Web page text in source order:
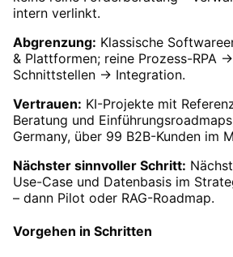
intern verlinkt.
Abgrenzung: Klassische
& Plattformen; reine Prozess-RPA
Schnittstellen → Integration.
Vertrauen: KI-Projekte mit
Beratung und
Germany, über 99 B2B-Kunden im
Nächster sinnvoller Schritt:
Use-Case und Datenbasis im
– dann Pilot oder RAG-Roadmap.
Vorgehen in Schritten